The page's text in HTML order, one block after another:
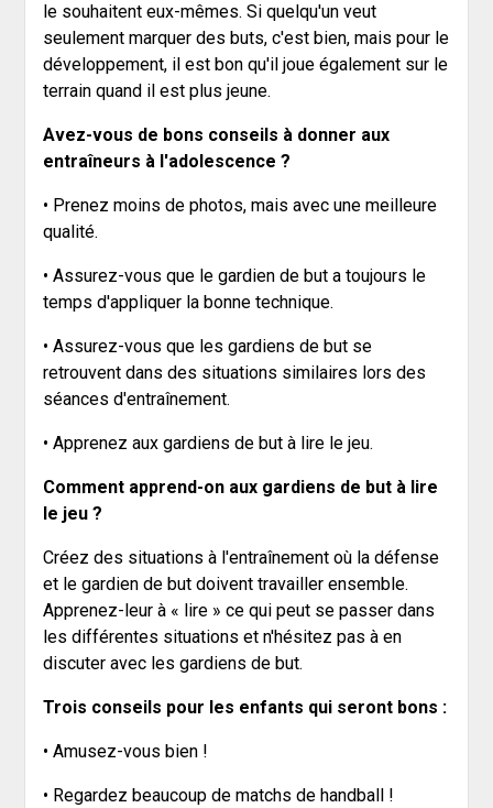
le souhaitent eux-mêmes. Si quelqu'un veut
seulement marquer des buts, c'est bien, mais pour le
développement, il est bon qu'il joue également sur le
terrain quand il est plus jeune.
Avez-vous de bons conseils à donner aux
entraîneurs à l'adolescence ?
• Prenez moins de photos, mais avec une meilleure
qualité.
• Assurez-vous que le gardien de but a toujours le
temps d'appliquer la bonne technique.
• Assurez-vous que les gardiens de but se
retrouvent dans des situations similaires lors des
séances d'entraînement.
• Apprenez aux gardiens de but à lire le jeu.
Comment apprend-on aux gardiens de but à lire
le jeu ?
Créez des situations à l'entraînement où la défense
et le gardien de but doivent travailler ensemble.
Apprenez-leur à « lire » ce qui peut se passer dans
les différentes situations et n'hésitez pas à en
discuter avec les gardiens de but.
Trois conseils pour les enfants qui seront bons :
• Amusez-vous bien !
• Regardez beaucoup de matchs de handball !